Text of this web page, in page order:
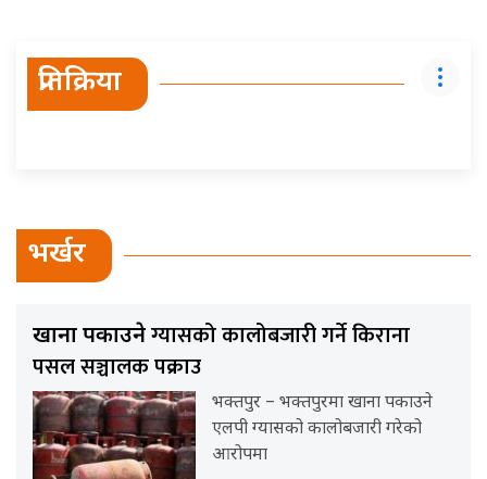
प्रतिक्रिया
भर्खर
खाना पकाउनेग्यासको कालोबजारी गर्ने किराना
पसल सञ्चालक पक्राउ
भक्तपुर – भक्तपुरमा खाना पकाउने
एलपी ग्यासको कालोबजारी गरेको
आरोपमा